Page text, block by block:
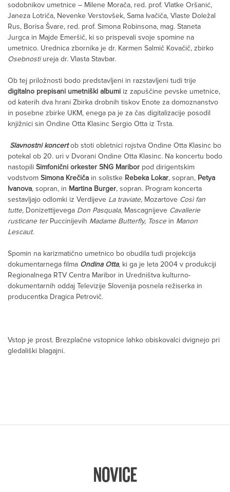
sodobnikov umetnice – Milene Morača, red. prof. Vlatke Oršanić,
Janeza Lotriča, Nevenke Verstovšek, Sama Ivačiča, Vlaste Doležal
Rus, Borisa Švare, red. prof. Simona Robinsona, mag. Staneta
Jurgca in Majde Emeršič, ki so prispevali svoje spomine na
umetnico. Urednica zbornika je dr. Karmen Salmič Kovačič, zbirko
Osebnostiureja dr. Vlasta Stavbar.
Ob tej priložnosti bodo predstavljeni in razstavljeni tudi trije
digitalno prepisani umetniški albumi iz zapuščine pevske umetnice,
od katerih dva hrani Zbirka drobnih tiskov Enote za domoznanstvo
in posebne zbirke UKM, enega pa je za čas digitalizacije posodil
knjižnici sin Ondine Otta Klasinc Sergio Otta iz Trsta.
Slavnostni koncertob stoti obletnici rojstva Ondine Otta Klasinc bo
potekal ob 20. uri v Dvorani Ondine Otta Klasinc. Na koncertu bodo
nastopili Simfonični orkester SNG Maribor pod dirigentskim
vodstvom Simona Krečiča in solistke Rebeka Lokar, sopran, Petya
Ivanova, sopran, in Martina Burger, sopran. Program koncerta
sestavljajo odlomki iz Verdijeve La traviate, Mozartove Così fan
tutte, Donizettijevega Don Pasquala, Mascagnijeve Cavallerie
rusticane terPuccinijevih Madame Butterfly, Toscein Manon
Lescaut.
Spomin na karizmatično umetnico bo obudila tudi projekcija
dokumentarnega filma Ondina Otta, ki ga je leta 2004 v produkciji
Regionalnega RTV Centra Maribor in Uredništva kulturno-
dokumentarnih oddaj Televizije Slovenija posnela režiserka in
producentka Dragica Petrovič.
Vstop je prost. Brezplačne vstopnice lahko obiskovalci dvignejo pri
gledališki blagajni.
NOVICE